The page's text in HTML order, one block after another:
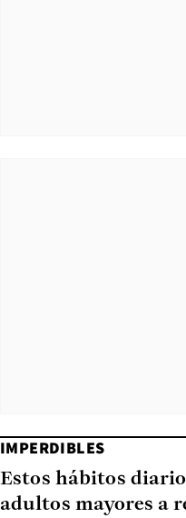
IMPERDIBLES
Estos hábitos
adultos mayores a